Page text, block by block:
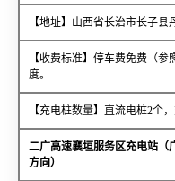
【地址】山西省长治市长子
【收费标准】停车费免费（
度。
【充电桩数量】直流电桩2个
二广高速襄垣服务区充电站（
方向）